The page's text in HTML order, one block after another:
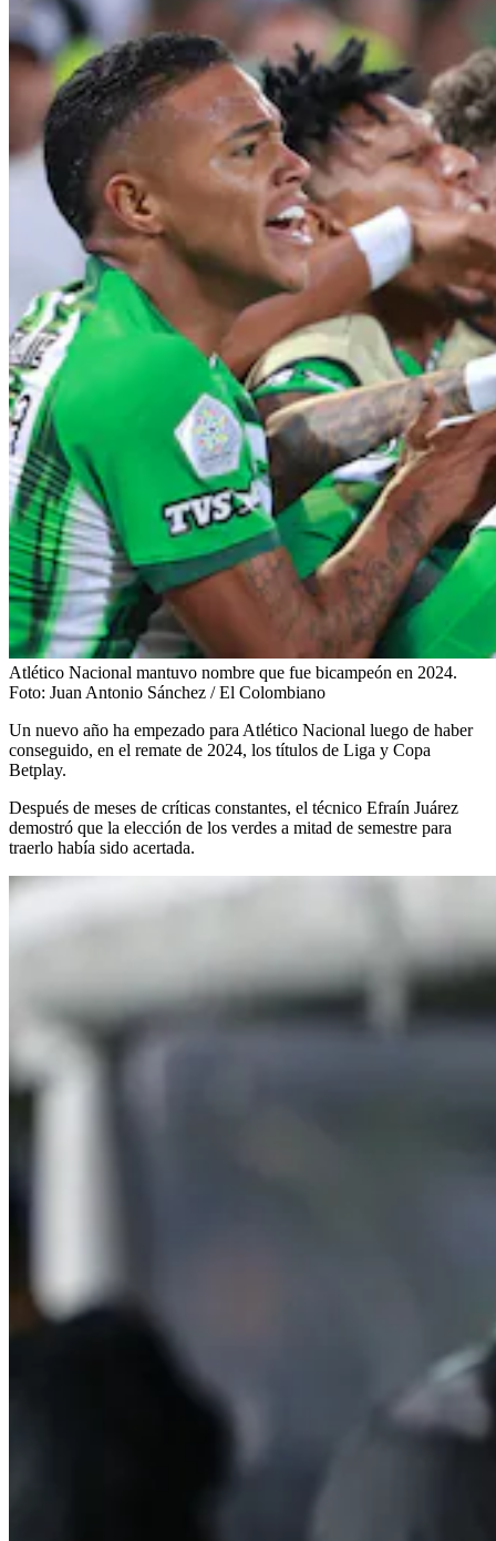
Atlético Nacional mantuvo nombre que fue bicampeón en 2024.
Foto: Juan Antonio Sánchez / El Colombiano
Un nuevo año ha empezado para Atlético Nacional luego de haber
conseguido, en el remate de 2024, los títulos de Liga y Copa
Betplay.
Después de meses de críticas constantes, el técnico Efraín Juárez
demostró que la elección de los verdes a mitad de semestre para
traerlo había sido acertada.